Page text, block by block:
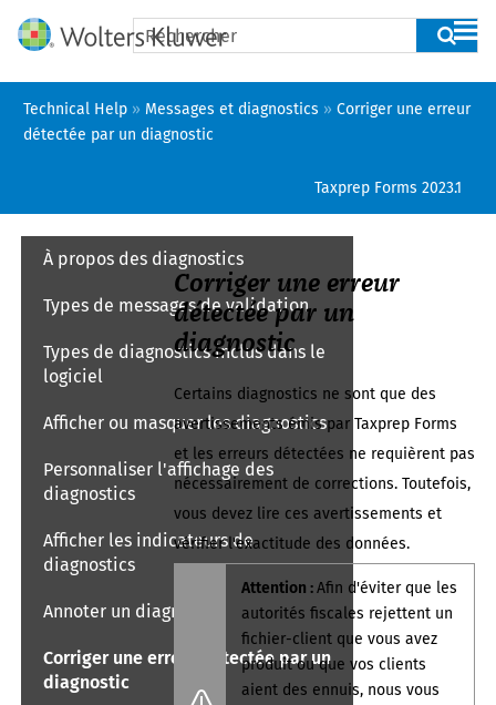
Passer au contenu principal
Technical Help » Messages et diagnostics » Corriger une erreur
détectée par un diagnostic
Taxprep Forms 2023.1
À propos des diagnostics
Types de messages de validation
Types de diagnostics inclus dans le
logiciel
Afficher ou masquer les diagnostics
Personnaliser l'affichage des
diagnostics
Afficher les indicateurs de
diagnostics
Annoter un diagnostic
Corriger une erreur détectée par un
diagnostic
Corriger une erreur
détectée par un
diagnostic
Certains diagnostics ne sont que des
avertissements émis parTaxprep Forms
et les erreurs détectées ne requièrent pas
nécessairement de corrections. Toutefois,
vous devez lire ces avertissements et
vérifier l'exactitude des données.
Attention :Afin d'éviter que les
autorités fiscales rejettent un
fichier-client que vous avez
produit ou que vos clients
aient des ennuis, nous vous